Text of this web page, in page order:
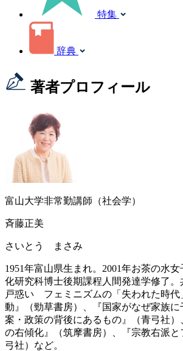
特集
辞典
著者プロフィール
富山大学非常勤講師（社会学）
斉藤正美
さいとう まさみ
1951年富山県生まれ。2001年お茶の水
化研究科博士後期課程人間発達学修了
戸惑い フェミニズムの「失われた時代
動』（勁草書房）、『国家がなぜ家族
案・政策の背後にあるもの』（青弓社
の右傾化』（筑摩書房）、『宗教右派
弓社）など。